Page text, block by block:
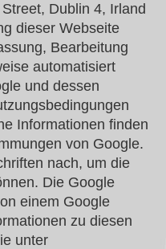
Dublin 4, Irland
dieser Webseite
Bearbeitung
automatisiert
und dessen
Informationen finden
von Google.
nach, um die
Die Google
einem Google
zu diesen
unter